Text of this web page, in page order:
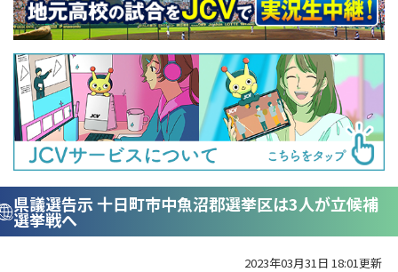
県議選告示 十日町市中魚沼郡選挙区は3人が立候補
選挙戦へ
2023年03月31日 18:01更新